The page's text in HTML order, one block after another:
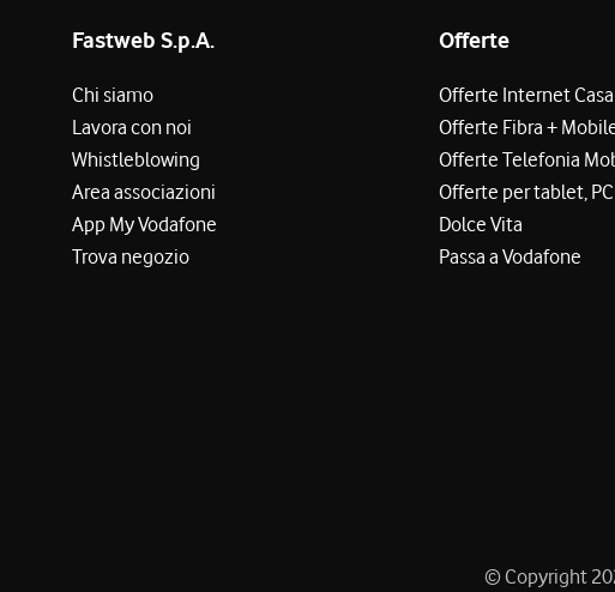
Fastweb S.p.A.
Chi siamo
Lavora con noi
Whistleblowing
Area associazioni
App My Vodafone
Trova negozio
Offerte
Offerte Internet Casa
Offerte Fibra +
Offerte Telefonia
Offerte per tablet,
Dolce Vita
Passa a Vodafone
© Copyright